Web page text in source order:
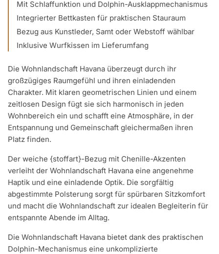
Mit Schlaffunktion und Dolphin-Ausklappmechanismus
Integrierter Bettkasten für praktischen Stauraum
Bezug aus Kunstleder, Samt oder Webstoff wählbar
Inklusive Wurfkissen im Lieferumfang
Die Wohnlandschaft Havana überzeugt durch ihr
großzügiges Raumgefühl und ihren einladenden
Charakter. Mit klaren geometrischen Linien und einem
zeitlosen Design fügt sie sich harmonisch in jeden
Wohnbereich ein und schafft eine Atmosphäre, in der
Entspannung und Gemeinschaft gleichermaßen ihren
Platz finden.
Der weiche {stoffart}-Bezug mit Chenille-Akzenten
verleiht der Wohnlandschaft Havana eine angenehme
Haptik und eine einladende Optik. Die sorgfältig
abgestimmte Polsterung sorgt für spürbaren Sitzkomfort
und macht die Wohnlandschaft zur idealen Begleiterin für
entspannte Abende im Alltag.
Die Wohnlandschaft Havana bietet dank des praktischen
Dolphin-Mechanismus eine unkomplizierte